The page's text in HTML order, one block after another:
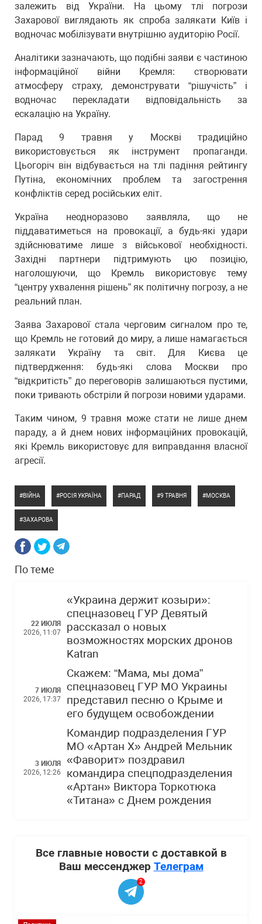
залежить від України. На цьому тлі погрози
Захарової виглядають як спроба залякати Київ і
водночас мобілізувати внутрішню аудиторію Росії.
Аналітики зазначають, що подібні заяви є частиною
інформаційної війни Кремля: створювати
атмосферу страху, демонструвати “рішучість” і
водночас перекладати відповідальність за
ескалацію на Україну.
Парад 9 травня у Москві традиційно
використовується як інструмент пропаганди.
Цьогоріч він відбувається на тлі падіння рейтингу
Путіна, економічних проблем та загострення
конфліктів серед російських еліт.
Україна неодноразово заявляла, що не
піддаватиметься на провокації, а будь-які удари
здійснюватиме лише з військової необхідності.
Західні партнери підтримують цю позицію,
наголошуючи, що Кремль використовує тему
“центру ухвалення рішень” як політичну погрозу, а не
реальний план.
Заява Захарової стала черговим сигналом про те,
що Кремль не готовий до миру, а лише намагається
залякати Україну та світ. Для Києва це
підтвердження: будь-які слова Москви про
“відкритість” до переговорів залишаються пустими,
поки тривають обстріли й погрози новими ударами.
Таким чином, 9 травня може стати не лише днем
параду, а й днем нових інформаційних провокацій,
які Кремль використовує для виправдання власної
агресії.
ВІЙНА РОСІЯ УКРАЇНА ПАРАД 9 ТРАВНЯ МОСКВА
ЗАХАРОВА
По теме
22 ИЮЛЯ
2026, 11:07
«Украина держит козыри»:
спецназовец ГУР Девятый
рассказал о новых
возможностях морских дронов
Katran
7 ИЮЛЯ
2026, 17:37
Скажем: “Мама, мы дома”
спецназовец ГУР МО Украины
представил песню о Крыме и
его будущем освобождении
3 ИЮЛЯ
2026, 12:26
Командир подразделения ГУР
МО «Артан Х» Андрей Мельник
«Фаворит» поздравил
командира спецподразделения
«Артан» Виктора Торкотюка
«Титана» с Днем рождения
Все главные новости с доставкой в
Ваш мессенджер Телеграм
2